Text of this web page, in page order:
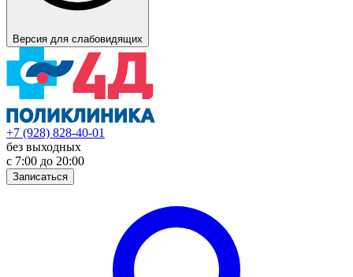
Версия для слабовидящих
+7 (928) 828-40-01
без выходных
с 7:00 до 20:00
Записаться